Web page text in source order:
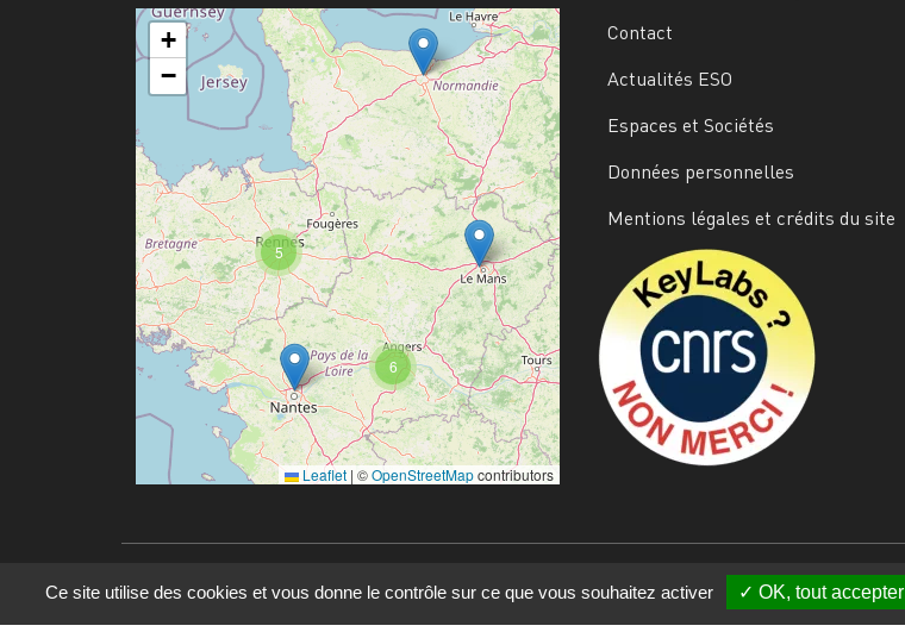
6
5
+
−
Leaflet | ©OpenStreetMapcontributors
Contact
Actualités ESO
Espaces et Sociétés
Données personnelles
Mentions légales et crédits du site
Ce site utilise des cookies et vous donne le contrôle sur ce que vous souhaitez activer OK, tout accepter